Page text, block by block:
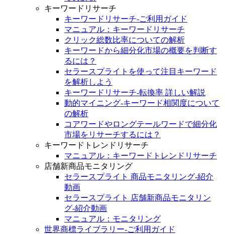
キーワードリサーチ
キーワードリサーチ‐ご利用ガイド
マニュアル：キーワードリサーチ
クリック総数比率についての解析
キーワードから細分化市場の概要を判断す
るには？
セラースプライトを使って注目キーワード
を解析しよう
キーワードリサーチ-転換率 詳しい解説
動的マイニング-キーワード相関度について
の解析
コアワードやロングテールワードで細分化
市場をリサーチするには？
キーワードトレンドリサーチ
マニュアル：キーワードトレンドリサーチ
店舗新商品モニタリング
セラースプライト 商品モニタリング‐紹介
動画
セラースプライト 店舗新商品モニタリン
グ‐紹介動画
マニュアル：モニタリング
世界商標ライブラリー-ご利用ガイド